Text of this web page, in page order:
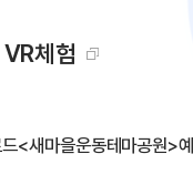
체험
<새마을운동테마공원>